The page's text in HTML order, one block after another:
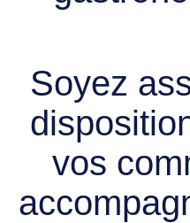
Soyez
vos